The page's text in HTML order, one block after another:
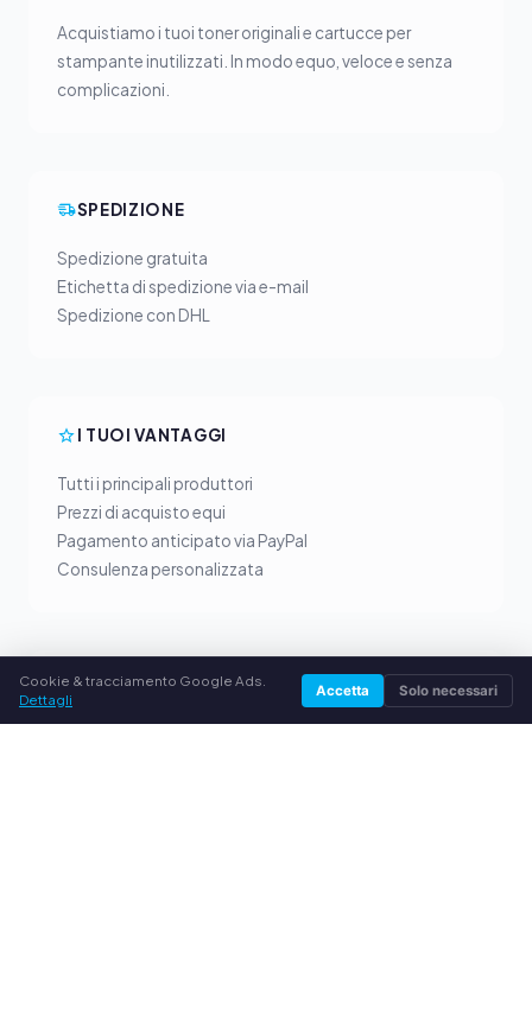
Acquistiamo i tuoi toner originali e cartucce per
stampante inutilizzati. In modo equo, veloce e senza
complicazioni.
SPEDIZIONE
Spedizione gratuita
Etichetta di spedizione via e-mail
Spedizione con DHL
I TUOI VANTAGGI
Tutti i principali produttori
Prezzi di acquisto equi
Pagamento anticipato via PayPal
Consulenza personalizzata
SERVIZIO
Cookie & tracciamento Google Ads.
Dettagli
Accetta Solo necessari